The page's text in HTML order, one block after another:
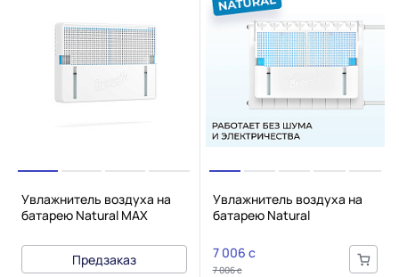
Увлажнитель воздуха на
батарею Natural MAX
Предзаказ
Увлажнитель воздуха на
батарею Natural
7 006 c
7 006 c